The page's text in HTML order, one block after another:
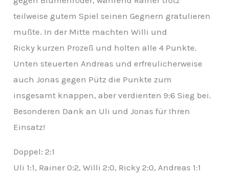
teilweise gutem Spiel seinen Gegnern gratulieren
mußte. In der Mitte machten Willi und
Ricky kurzen Prozeß und holten alle 4 Punkte.
Unten steuerten Andreas und erfreulicherweise
auch Jonas gegen Pütz die Punkte zum
insgesamt knappen, aber verdienten 9:6 Sieg bei.
Besonderen Dank an Uli und Jonas für Ihren
Einsatz!
Doppel: 2:1
Uli 1:1, Rainer 0:2, Willi 2:0, Ricky 2:0, Andreas 1:1